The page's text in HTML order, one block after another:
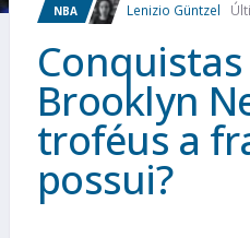
NBA Lenizio Güntzel
Brooklyn
troféus a
possui?